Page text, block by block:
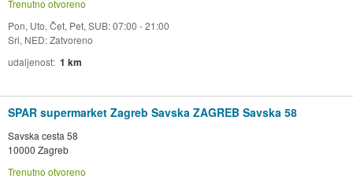
Trenutno otvoreno
Pon, Uto, Čet, Pet, SUB: 07:00 - 21:00
Sri, NED: Zatvoreno
udaljenost 1 km
SPAR supermarket Zagreb Savska ZAGREB Savska 58
Savska cesta 58
10000 Zagreb
Trenutno otvoreno